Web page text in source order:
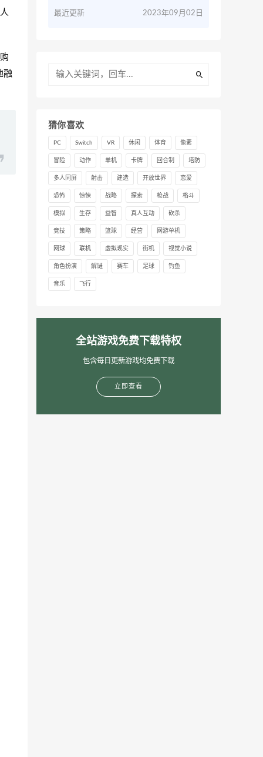
融
最近更新 2023年09月02日
猜你喜欢
PC Switch VR 休闲 体育 像素
冒险 动作 单机 卡牌 回合制 塔防
多人同屏 射击 建造 开放世界 恋爱
恐怖 惊悚 战略 探索 枪战 格斗
模拟 生存 益智 真人互动 砍杀
竞技 策略 篮球 经营 网游单机
网球 联机 虚拟现实 街机 视觉小说
角色扮演 解谜 赛车 足球 钓鱼
音乐 飞行
全站游戏免费下载特权
包含每日更新游戏均免费下载
立即查看